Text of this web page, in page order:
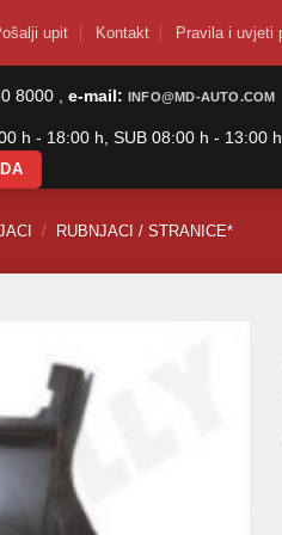
upit Kontakt Pravila i uvjeti
8000 , e-mail: INFO@MD-AUTO.COM
h - 18:00 h, SUB 08:00 h - 13:00 h
/ RUBNJACI / STRANICE*